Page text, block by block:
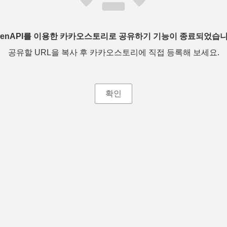
를 이용한 카카오스토리로 공유하기 기능이 종료되었습
공유할 URL을 복사 후 카카오스토리에 직접 등록해 보세요.
확인